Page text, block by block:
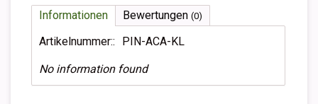
Informationen Bewertungen (0)
Artikelnummer:: PIN-ACA-KL
No information found